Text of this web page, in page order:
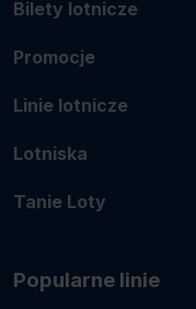
Bilety lotnicze
Promocje
Linie lotnicze
Lotniska
Tanie Loty
Popularne linie